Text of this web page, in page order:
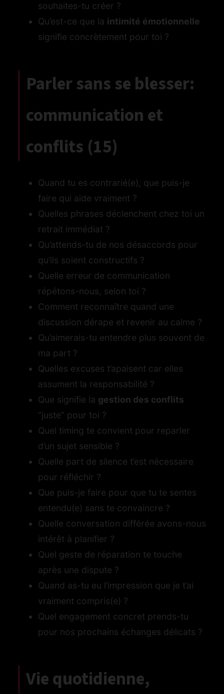
souhaites-tu créer ?
Qu’est-ce que la intimité émotionnelle
signifie concrètement pour toi ?
Parler sans se blesser:
communication et
conflits (15)
Quand tu es contrarié(e), que puis-je
faire qui aide vraiment ?
Quelles phrases déclenchent chez toi un
retrait immédiat ?
Qu’attends-tu de nos désaccords pour
qu’ils soient constructifs ?
Quelle erreur de communication
répétons-nous, selon toi ?
Comment reconnaître quand une
discussion dérape et revenir au calme ?
Qu’aimerais-tu entendre plus souvent de
ma part ?
Quelles excuses t’apaisent car elles
assument la responsabilité ?
Que signifie la gestion des conflits
“juste” pour toi ?
Quel timing te convient pour reparler
d’un sujet sensible ?
Quelle part de silence t’est nécessaire
pour réfléchir ?
Que puis-je faire pour que tu te sentes
entendu(e) sans te convaincre ?
Quelle conversation différée avons-nous
intérêt à planifier ?
Quel geste de réparation te touche
après une dispute ?
Quand as-tu eu l’impression que je t’ai
vraiment compris(e) ?
Quel engagement concret prends-tu
pour nos prochains échanges délicats ?
Vie quotidienne,